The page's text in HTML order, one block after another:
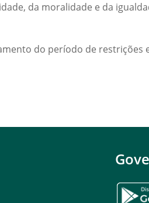
da moralidade e da
do período de restrições